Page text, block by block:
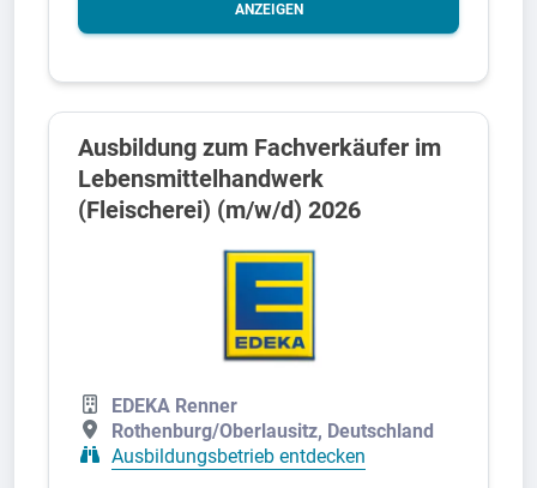
ANZEIGEN
Ausbildung zum Fachverkäufer im
Lebensmittelhandwerk
(Fleischerei) (m/w/d) 2026
EDEKA Renner
Rothenburg/Oberlausitz, Deutschland
Ausbildungsbetrieb entdecken